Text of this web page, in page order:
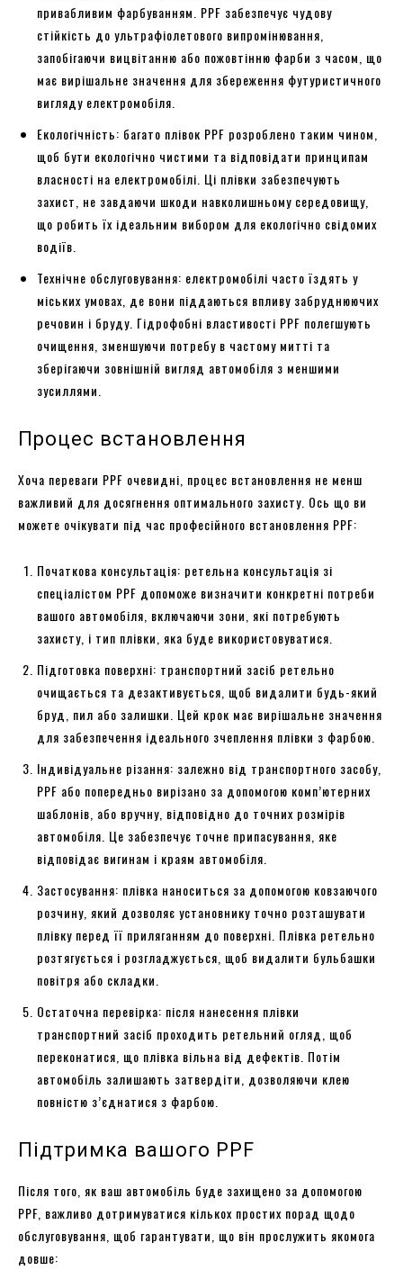
привабливим фарбуванням. PPF забезпечує чудову
стійкість до ультрафіолетового випромінювання,
запобігаючи вицвітанню або пожовтінню фарби з часом, що
має вирішальне значення для збереження футуристичного
вигляду електромобіля.
Екологічність: багато плівок PPF розроблено таким чином,
щоб бути екологічно чистими та відповідати принципам
власності на електромобілі. Ці плівки забезпечують
захист, не завдаючи шкоди навколишньому середовищу,
що робить їх ідеальним вибором для екологічно свідомих
водіїв.
Технічне обслуговування: електромобілі часто їздять у
міських умовах, де вони піддаються впливу забруднюючих
речовин і бруду. Гідрофобні властивості PPF полегшують
очищення, зменшуючи потребу в частому митті та
зберігаючи зовнішній вигляд автомобіля з меншими
зусиллями.
Процес встановлення
Хоча переваги PPF очевидні, процес встановлення не менш
важливий для досягнення оптимального захисту. Ось що ви
можете очікувати під час професійного встановлення PPF:
Початкова консультація: ретельна консультація зі
спеціалістом PPF допоможе визначити конкретні потреби
вашого автомобіля, включаючи зони, які потребують
захисту, і тип плівки, яка буде використовуватися.
Підготовка поверхні: транспортний засіб ретельно
очищається та дезактивується, щоб видалити будь-який
бруд, пил або залишки. Цей крок має вирішальне значення
для забезпечення ідеального зчеплення плівки з фарбою.
Індивідуальне різання: залежно від транспортного засобу,
PPF або попередньо вирізано за допомогою комп’ютерних
шаблонів, або вручну, відповідно до точних розмірів
автомобіля. Це забезпечує точне припасування, яке
відповідає вигинам і краям автомобіля.
Застосування: плівка наноситься за допомогою ковзаючого
розчину, який дозволяє установнику точно розташувати
плівку перед її приляганням до поверхні. Плівка ретельно
розтягується і розгладжується, щоб видалити бульбашки
повітря або складки.
Остаточна перевірка: після нанесення плівки
транспортний засіб проходить ретельний огляд, щоб
переконатися, що плівка вільна від дефектів. Потім
автомобіль залишають затвердіти, дозволяючи клею
повністю з’єднатися з фарбою.
Підтримка вашого PPF
Після того, як ваш автомобіль буде захищено за допомогою
PPF, важливо дотримуватися кількох простих порад щодо
обслуговування, щоб гарантувати, що він прослужить якомога
довше: